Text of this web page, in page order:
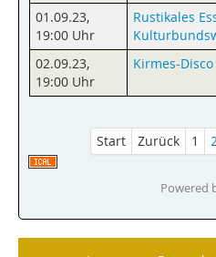
01.09.23,
19:00 Uhr
Rustikales
02.09.23,
19:00 Uhr
Kirmes-Disco
Start Zurück 1 2
Powered